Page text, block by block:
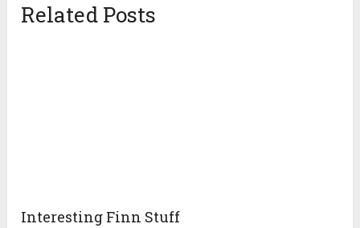
Related Posts
Interesting Finn Stuff